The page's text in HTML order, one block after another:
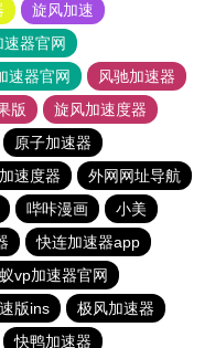
旋风加速
速器官网
速器官网
风驰加速器
版
旋风加速度器
原子加速器
速度器
外网网址导航
哔咔漫画
小美
快连加速器app
vp加速器官网
版ins
极风加速器
快鸭加速器